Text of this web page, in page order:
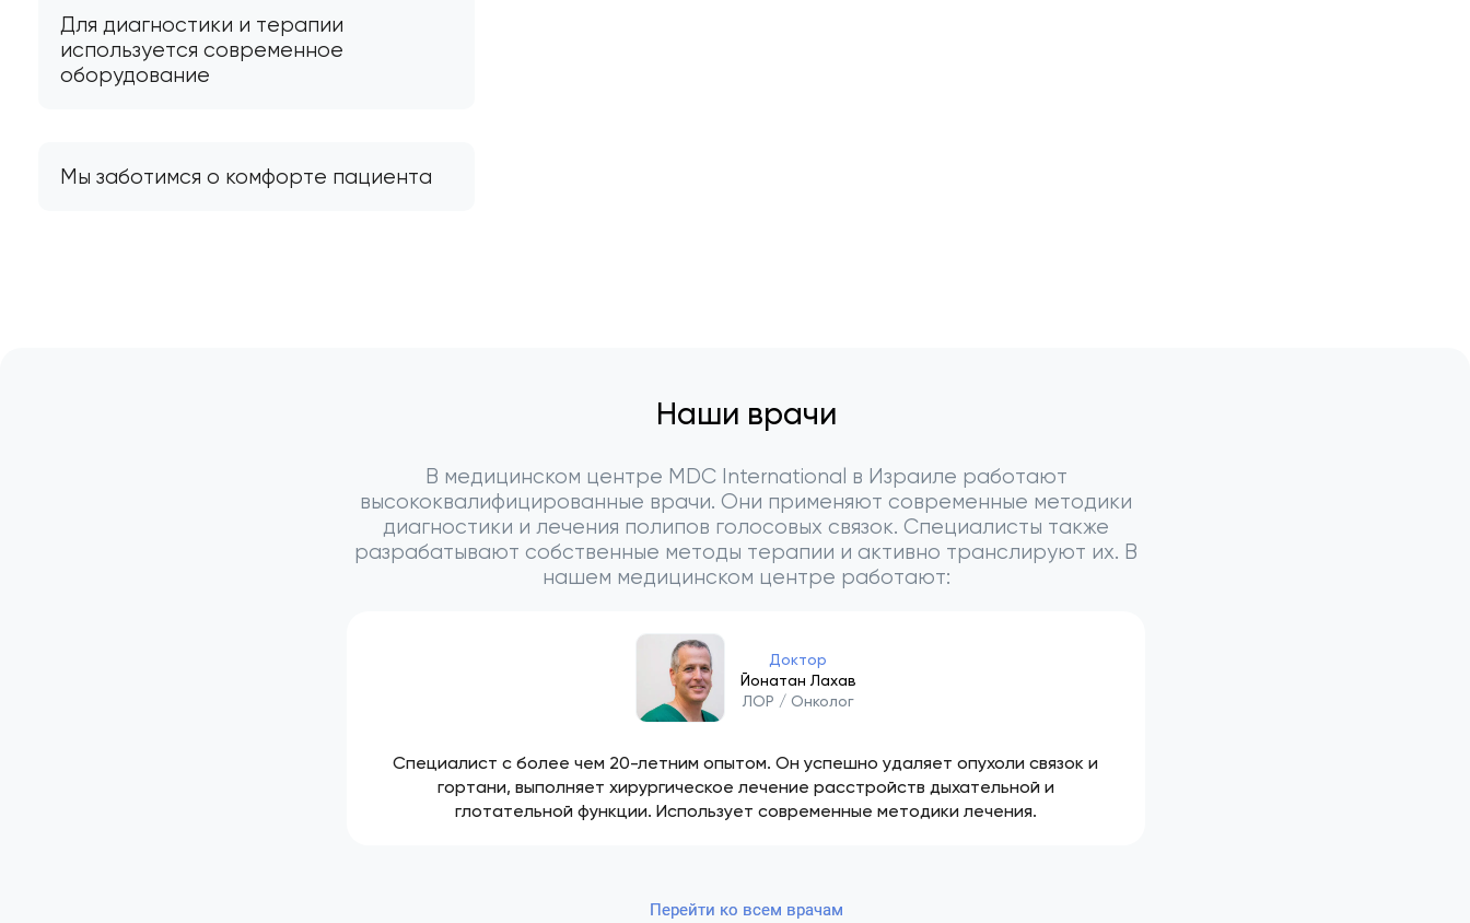
Для диагностики и терапии
используется современное
оборудование
Мы заботимся о комфорте пациента
Наши врачи
В медицинском центре MDC International в Израиле работают
высококвалифицированные врачи. Они применяют современные методики
диагностики и лечения полипов голосовых связок. Специалисты также
разрабатывают собственные методы терапии и активно транслируют их. В
нашем медицинском центре работают:
Специалист с более чем 20-летним опытом. Он успешно удаляет опухоли связок и
гортани, выполняет хирургическое лечение расстройств дыхательной и
глотательной функции. Использует современные методики лечения.
Доктор
Йонатан Лахав
ЛОР / Онколог
Перейти ко всем врачам